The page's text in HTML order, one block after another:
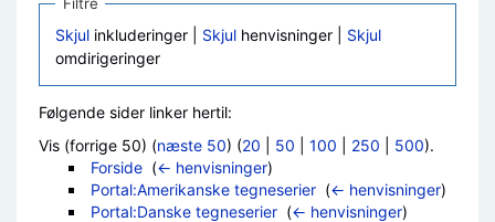
Skjul inkluderinger | Skjul henvisninger | Skjul
omdirigeringer
Følgende sider linker hertil:
Vis (forrige 50) (næste 50) (20 50 100 250 500).
Forside‎ (← henvisninger)
Portal:Amerikanske tegneserier‎ (← henvisninger)
Portal:Danske tegneserier‎ (← henvisninger)